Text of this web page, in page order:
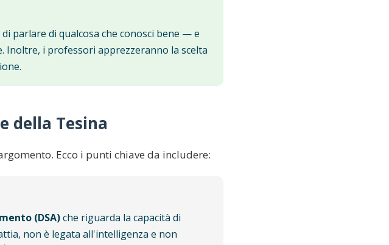
parlare di qualcosa che conosci bene — e
Inoltre, i professori apprezzeranno la scelta
della Tesina
Ecco i punti chiave da includere:
(DSA)che riguarda la capacità di
non è legata all'intelligenza e non